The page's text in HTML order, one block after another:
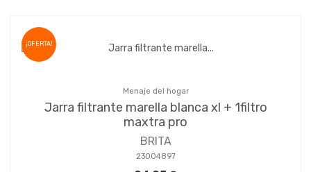
¡OFERTA!
Menaje del hogar
Jarra filtrante marella blanca xl + 1filtro
maxtra pro
BRITA
23004897